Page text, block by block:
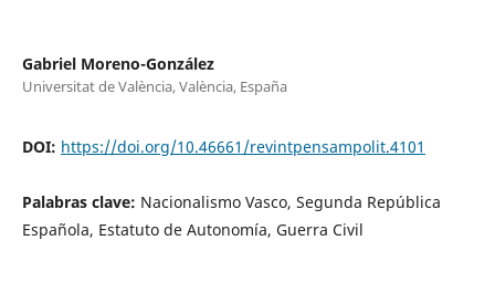
Gabriel Moreno-González
Universitat de València, València, España
DOI: https://doi.org/10.46661/revintpensampolit.4101
Palabras clave: Nacionalismo Vasco, Segunda República
Española, Estatuto de Autonomía, Guerra Civil